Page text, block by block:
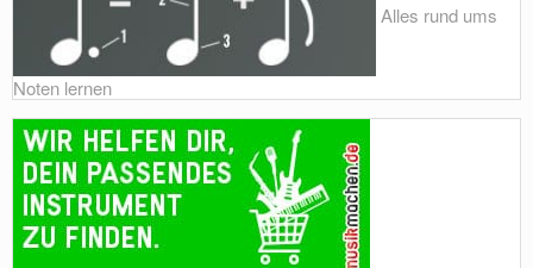
Alles rund ums
Noten lernen